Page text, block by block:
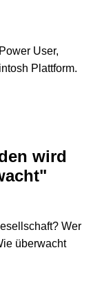
User,
Plattform.
wird
Wer
überwacht